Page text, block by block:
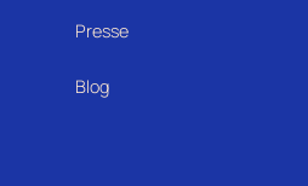
Presse
Blog